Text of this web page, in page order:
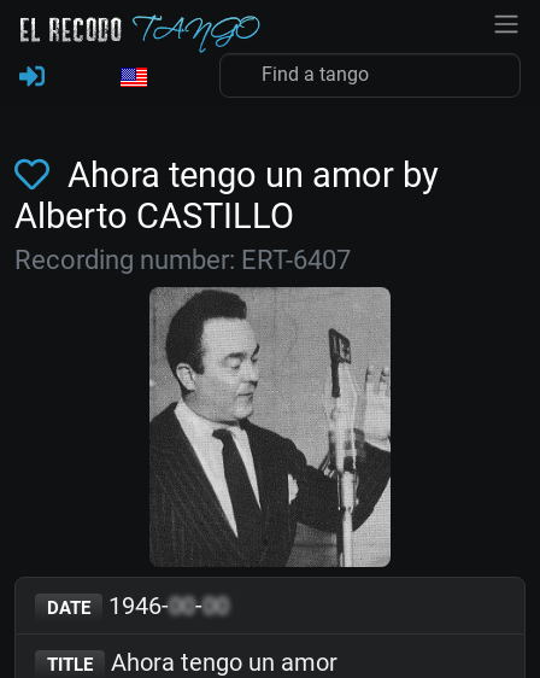
Ahora tengo un amor by
Alberto CASTILLO
Recording number: ERT-6407
DATE 1946-00-00
TITLE Ahora tengo un amor